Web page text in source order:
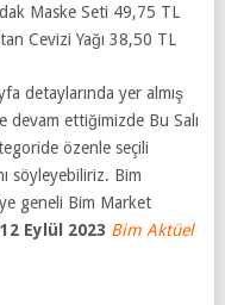
Maske Seti 49,75 TL
Cevizi Yağı 38,50 TL
detaylarında yer almış
devam ettiğimizde Bu Salı
özenle seçili
söyleyebiliriz. Bim
geneli Bim Market
12 Eylül 2023 Bim Aktüel